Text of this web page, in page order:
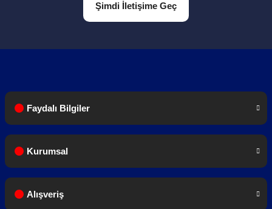
Şimdi İletişime Geç
Faydalı Bilgiler
Kurumsal
Alışveriş